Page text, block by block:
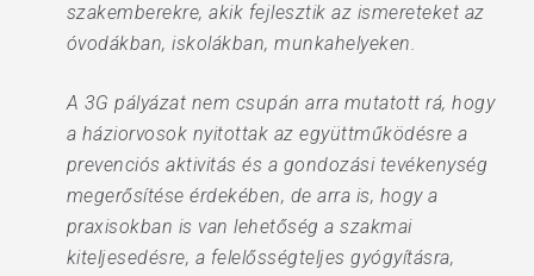
szakemberekre, akik fejlesztik az ismereteket az
óvodákban, iskolákban, munkahelyeken.
A 3G pályázat nem csupán arra mutatott rá, hogy
a háziorvosok nyitottak az együttműködésre a
prevenciós aktivitás és a gondozási tevékenység
megerősítése érdekében, de arra is, hogy a
praxisokban is van lehetőség a szakmai
kiteljesedésre, a felelősségteljes gyógyításra,